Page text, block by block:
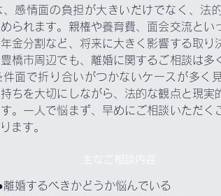
感情面の負担が大きいだけでなく、法
られます。親権や養育費、面会交流とい
金分割など、将来に大きく影響する取り
橋市周辺でも、離婚に関するご相談は多
面で折り合いがつかないケースが多く
ちを大切にしながら、法的な観点と現実
。一人で悩まず、早めにご相談いただく
ます。
離婚するべきかどうか悩んでいる